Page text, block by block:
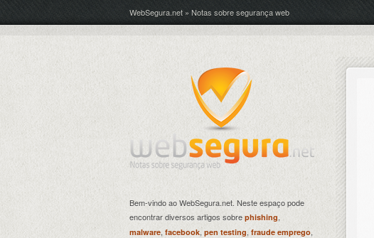
WebSegura.net » Notas sobre segurança web
Bem-vindo ao WebSegura.net. Neste espaço pode
encontrar diversos artigos sobre phishing,
malware, facebook, pen testing, fraude emprego,